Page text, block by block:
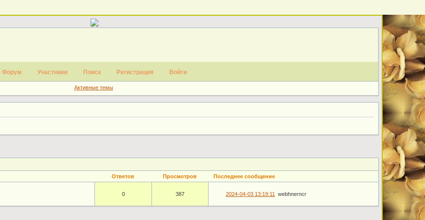
Форум Участники Поиск Регистрация Войти
Активные темы
Ответов Просмотров Последнее сообщение
0
387 2024-04-03 13:19:11 webhnerncr